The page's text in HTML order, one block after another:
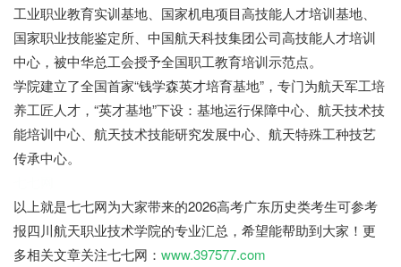
工业职业教育实训基地、国家机电项目高技能人才培训基地、
国家职业技能鉴定所、中国航天科技集团公司高技能人才培训
中心，被中华总工会授予全国职工教育培训示范点。
学院建立了全国首家“钱学森英才培育基地”，专门为航天军工培
养工匠人才，“英才基地”下设：基地运行保障中心、航天技术技
能培训中心、航天技术技能研究发展中心、航天特殊工种技艺
传承中心。
以上就是七七网为大家带来的2026高考广东历史类考生可参考
报四川航天职业技术学院的专业汇总，希望能帮助到大家！更
多相关文章关注七七网： www.397577.com